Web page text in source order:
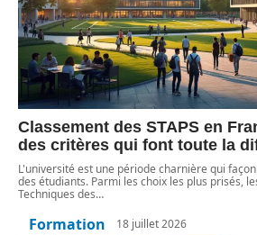
Classement des STAPS en
des critères qui font toute la
L'université est une période charnière qui
des étudiants. Parmi les choix les plus prisés,
Techniques des…
Formation 18 juillet 2026